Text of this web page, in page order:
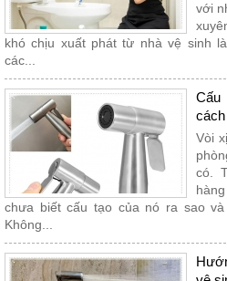
với
khó chịu xuất phát từ nhà vệ sinh
các...
Cấu
Vòi
có.
chưa biết cấu tạo của nó ra sao
Không...